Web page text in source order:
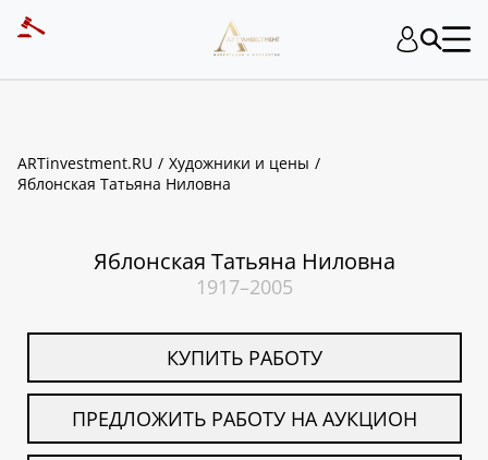
ARTinvestment.RU
Художники и цены
Яблонская Татьяна Ниловна
Яблонская Татьяна Ниловна
1917–2005
КУПИТЬ РАБОТУ
ПРЕДЛОЖИТЬ РАБОТУ НА АУКЦИОН